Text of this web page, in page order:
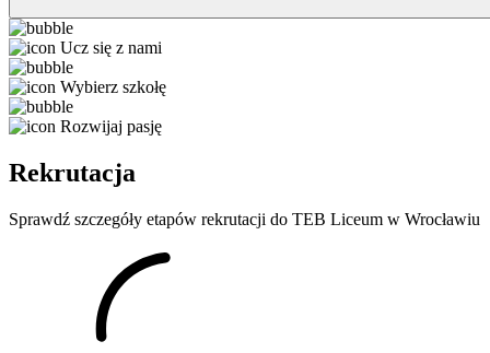
Ucz się z nami
Wybierz szkołę
Rozwijaj pasję
Rekrutacja
Sprawdź szczegóły etapów rekrutacji do TEB Liceum w Wrocławiu